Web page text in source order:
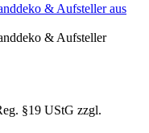
& Aufsteller aus
& Aufsteller
§19 UStG zzgl.